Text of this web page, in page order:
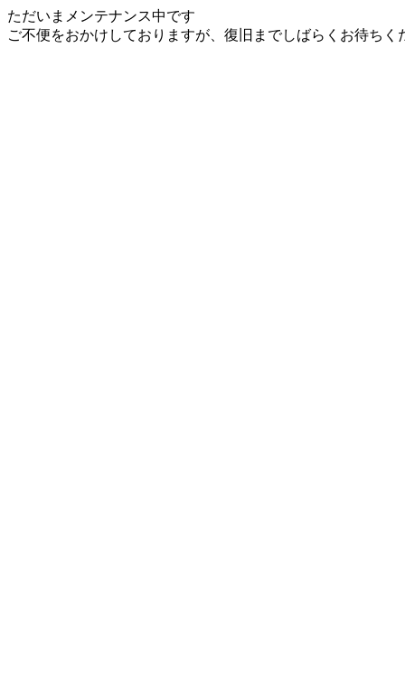
ただいまメンテナンス中です
ご不便をおかけしておりますが、復旧までしばらくお待ちく